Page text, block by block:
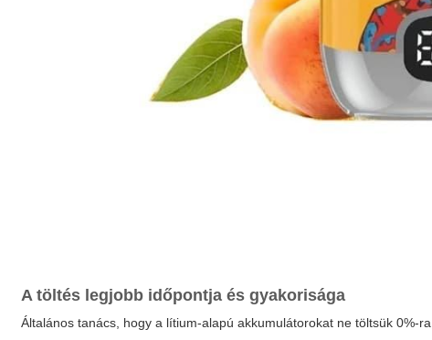
A töltés legjobb időpontja és gyakorisága
Általános tanács, hogy a lítium-alapú akkumulátorokat ne töltsük 0%-